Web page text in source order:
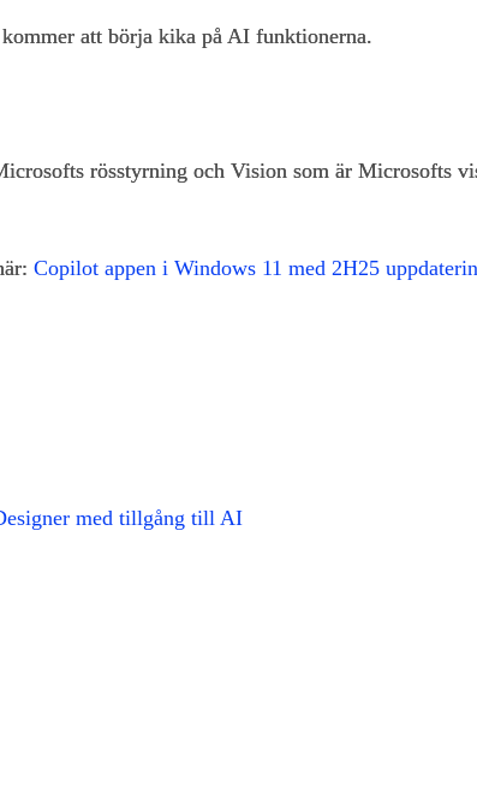
att börja kika på AI funktionerna.
rösstyrning och Vision som är Microsofts
Copilot appen i Windows 11 med 2H25
med tillgång till AI